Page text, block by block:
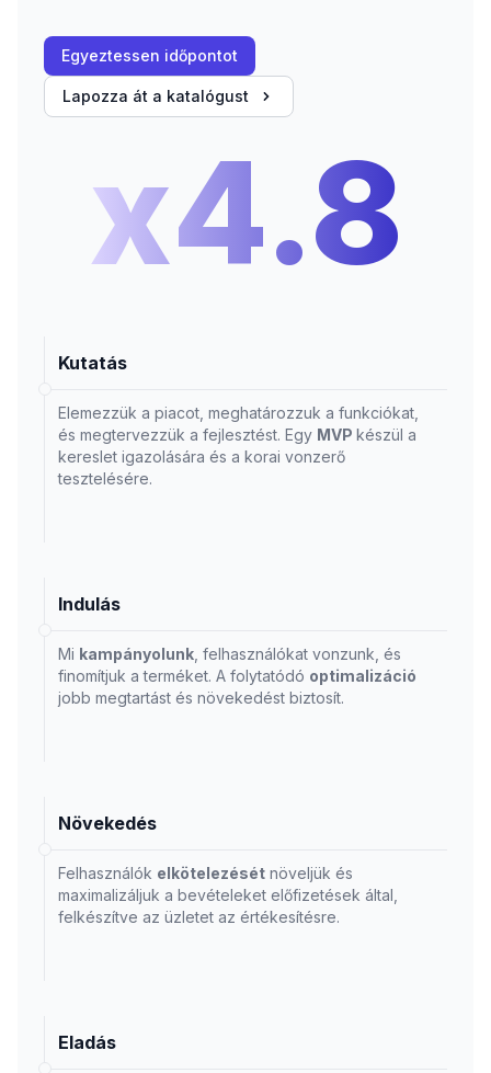
Egyeztessen időpontot
Lapozza át a katalógust
x4.8
Kutatás
Elemezzük a piacot, meghatározzuk a funkciókat,
és megtervezzük a fejlesztést. Egy MVP készül a
kereslet igazolására és a korai vonzerő
tesztelésére.
Indulás
Mi kampányolunk , felhasználókat vonzunk, és
finomítjuk a terméket. A folytatódó optimalizáció
jobb megtartást és növekedést biztosít.
Növekedés
Felhasználók elkötelezését növeljük és
maximalizáljuk a bevételeket előfizetések által,
felkészítve az üzletet az értékesítésre.
Eladás